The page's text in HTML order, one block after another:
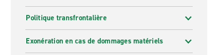
Politique transfrontalière
Exonération en cas de dommages matériels